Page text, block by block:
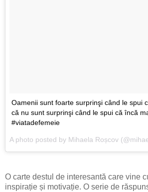
Oamenii sunt foarte surprinşi când le spui
că nu sunt surprinşi când le spui că încă
#viatadefemeie
A photo posted by Mihaela Roșcov
O carte destul de interesantă care vine
inspirație și motivație. O serie de